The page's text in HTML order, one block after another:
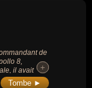
de
8,
il avait
mise en orbite
+
+
Tombe ►